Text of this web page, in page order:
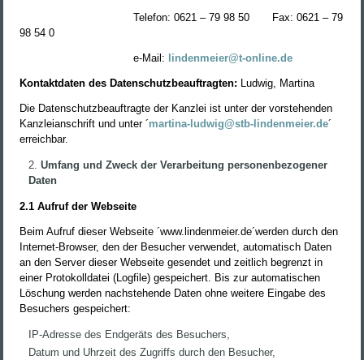
Telefon: 0621 – 79 98 50
Fax: 0621 – 79
98 54 0
e-Mail: lindenmeier@t-online.de
Kontaktdaten des Datenschutzbeauftragten: Ludwig, Martina
Die Datenschutzbeauftragte der Kanzlei ist unter der vorstehenden
Kanzleianschrift und unter ´martina-ludwig@stb-lindenmeier.de´
erreichbar.
Umfang und Zweck der Verarbeitung personenbezogener
Daten
2.1 Aufruf der Webseite
Beim Aufruf dieser Webseite ´www.lindenmeier.de´werden durch den
Internet-Browser, den der Besucher verwendet, automatisch Daten
an den Server dieser Webseite gesendet und zeitlich begrenzt in
einer Protokolldatei (Logfile) gespeichert. Bis zur automatischen
Löschung werden nachstehende Daten ohne weitere Eingabe des
Besuchers gespeichert:
IP-Adresse des Endgeräts des Besuchers,
Datum und Uhrzeit des Zugriffs durch den Besucher,